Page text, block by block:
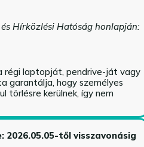
Hírközlési Hatóság honlapján:
régi laptopját, pendrive-ját vagy
garantálja, hogy személyes
törlésre kerülnek, így nem
től visszavonásig